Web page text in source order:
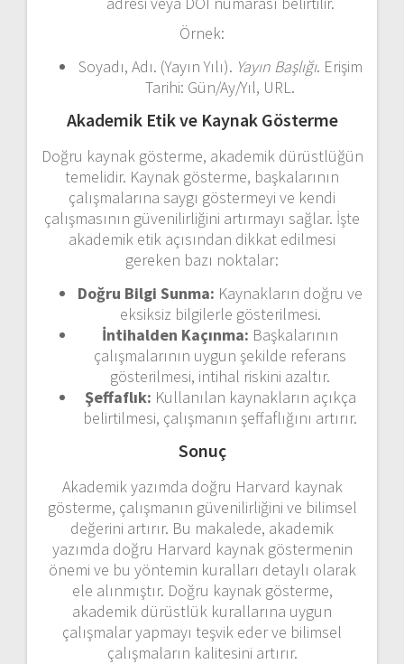
Örnek:
Soyadı, Adı. (Yayın Yılı). Yayın Başlığı. Erişim
Tarihi: Gün/Ay/Yıl, URL.
Akademik Etik ve Kaynak Gösterme
Doğru kaynak gösterme, akademik dürüstlüğün
temelidir. Kaynak gösterme, başkalarının
çalışmalarına saygı göstermeyi ve kendi
çalışmasının güvenilirliğini artırmayı sağlar. İşte
akademik etik açısından dikkat edilmesi
gereken bazı noktalar:
Doğru Bilgi Sunma: Kaynakların doğru ve
eksiksiz bilgilerle gösterilmesi.
İntihalden Kaçınma: Başkalarının
çalışmalarının uygun şekilde referans
gösterilmesi, intihal riskini azaltır.
Şeffaflık: Kullanılan kaynakların açıkça
belirtilmesi, çalışmanın şeffaflığını artırır.
Sonuç
Akademik yazımda doğru Harvard kaynak
gösterme, çalışmanın güvenilirliğini ve bilimsel
değerini artırır. Bu makalede, akademik
yazımda doğru Harvard kaynak göstermenin
önemi ve bu yöntemin kuralları detaylı olarak
ele alınmıştır. Doğru kaynak gösterme,
akademik dürüstlük kurallarına uygun
çalışmalar yapmayı teşvik eder ve bilimsel
çalışmaların kalitesini artırır.